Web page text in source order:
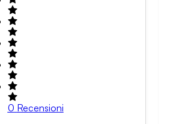
0 Recensioni